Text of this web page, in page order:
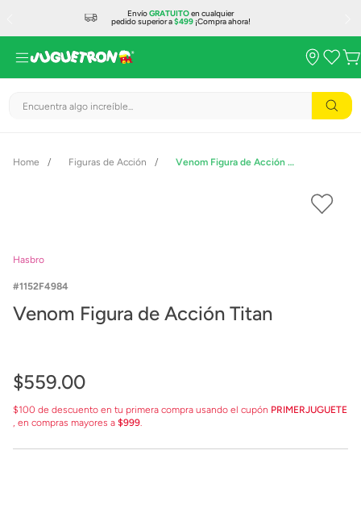
EnvíoGRATUITOen cualquier
pedido superior a$499¡Compra ahora!
Encuentra algo increíble...
Figuras de Acción Venom Figura de Acción Titan
Hasbro
1152F4984
Venom Figura de Acción Titan
$559.00
$100 de descuento en tu primera compra usando el cupón PRIMERJUGUETE
, en compras mayores a $999.